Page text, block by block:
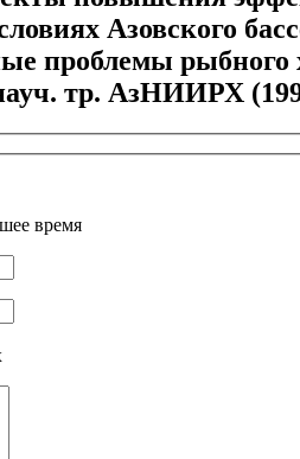
Азовского
рыбного
тр. АзНИИРХ
время